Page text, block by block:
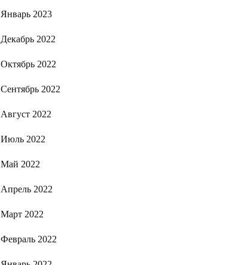
Январь 2023
Декабрь 2022
Октябрь 2022
Сентябрь 2022
Август 2022
Июль 2022
Май 2022
Апрель 2022
Март 2022
Февраль 2022